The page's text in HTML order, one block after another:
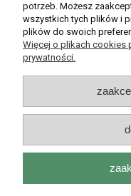
Rarytasy Dolnośląskie
potrzeb. Możesz
wszystkich tych plików i
plików do swoich
Więcej o plikach cookies
prywatności.